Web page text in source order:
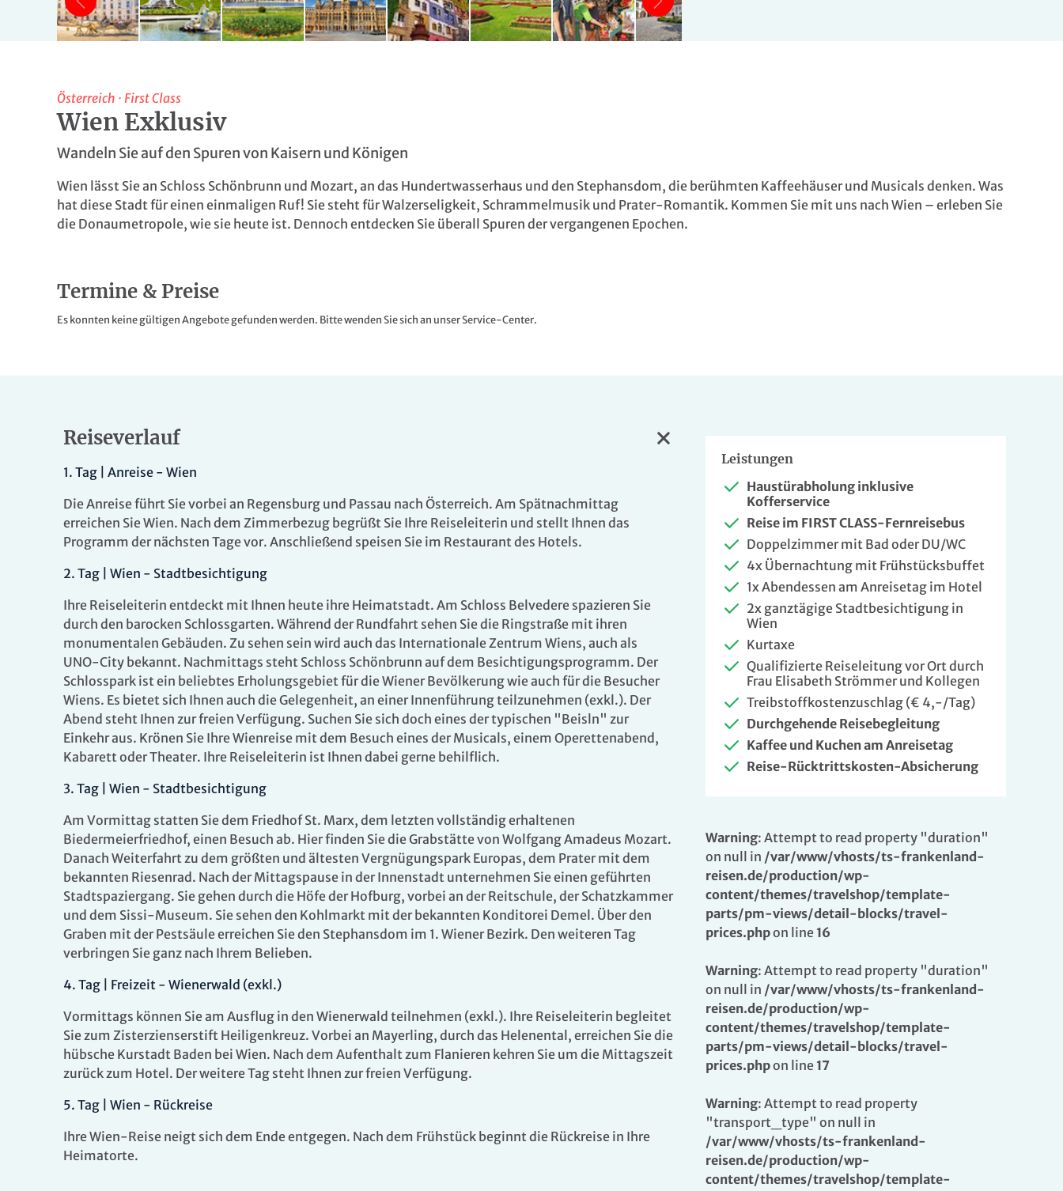
Es konnten keine gültigen Angebote gefunden werden. Bitte wenden Sie sich an unser Service-Center.
Österreich · First Class
Wien Exklusiv
Wandeln Sie auf den Spuren von Kaisern und Königen
Wien lässt Sie an Schloss Schönbrunn und Mozart, an das Hundertwasserhaus und den Stephansdom, die berühmten Kaffeehäuser und Musicals denken. Was
hat diese Stadt für einen einmaligen Ruf! Sie steht für Walzerseligkeit, Schrammelmusik und Prater-Romantik. Kommen Sie mit uns nach Wien – erleben Sie
die Donaumetropole, wie sie heute ist. Dennoch entdecken Sie überall Spuren der vergangenen Epochen.
Termine & Preise
Es konnten keine gültigen Angebote gefunden werden. Bitte wenden Sie sich an unser Service-Center.
Reiseverlauf
1. Tag | Anreise - Wien
Die Anreise führt Sie vorbei an Regensburg und Passau nach Österreich. Am Spätnachmittag
erreichen Sie Wien. Nach dem Zimmerbezug begrüßt Sie Ihre Reiseleiterin und stellt Ihnen das
Programm der nächsten Tage vor. Anschließend speisen Sie im Restaurant des Hotels.
2. Tag | Wien - Stadtbesichtigung
Ihre Reiseleiterin entdeckt mit Ihnen heute ihre Heimatstadt. Am Schloss Belvedere spazieren Sie
durch den barocken Schlossgarten. Während der Rundfahrt sehen Sie die Ringstraße mit ihren
monumentalen Gebäuden. Zu sehen sein wird auch das Internationale Zentrum Wiens, auch als
UNO-City bekannt. Nachmittags steht Schloss Schönbrunn auf dem Besichtigungsprogramm. Der
Schlosspark ist ein beliebtes Erholungsgebiet für die Wiener Bevölkerung wie auch für die Besucher
Wiens. Es bietet sich Ihnen auch die Gelegenheit, an einer Innenführung teilzunehmen (exkl.). Der
Abend steht Ihnen zur freien Verfügung. Suchen Sie sich doch eines der typischen "Beisln" zur
Einkehr aus. Krönen Sie Ihre Wienreise mit dem Besuch eines der Musicals, einem Operettenabend,
Kabarett oder Theater. Ihre Reiseleiterin ist Ihnen dabei gerne behilflich.
3. Tag | Wien - Stadtbesichtigung
Am Vormittag statten Sie dem Friedhof St. Marx, dem letzten vollständig erhaltenen
Biedermeierfriedhof, einen Besuch ab. Hier finden Sie die Grabstätte von Wolfgang Amadeus Mozart.
Danach Weiterfahrt zu dem größten und ältesten Vergnügungspark Europas, dem Prater mit dem
bekannten Riesenrad. Nach der Mittagspause in der Innenstadt unternehmen Sie einen geführten
Stadtspaziergang. Sie gehen durch die Höfe der Hofburg, vorbei an der Reitschule, der Schatzkammer
und dem Sissi-Museum. Sie sehen den Kohlmarkt mit der bekannten Konditorei Demel. Über den
Graben mit der Pestsäule erreichen Sie den Stephansdom im 1. Wiener Bezirk. Den weiteren Tag
verbringen Sie ganz nach Ihrem Belieben.
4. Tag | Freizeit - Wienerwald (exkl.)
Vormittags können Sie am Ausflug in den Wienerwald teilnehmen (exkl.). Ihre Reiseleiterin begleitet
Sie zum Zisterzienserstift Heiligenkreuz. Vorbei an Mayerling, durch das Helenental, erreichen Sie die
hübsche Kurstadt Baden bei Wien. Nach dem Aufenthalt zum Flanieren kehren Sie um die Mittagszeit
zurück zum Hotel. Der weitere Tag steht Ihnen zur freien Verfügung.
5. Tag | Wien - Rückreise
Ihre Wien-Reise neigt sich dem Ende entgegen. Nach dem Frühstück beginnt die Rückreise in Ihre
Heimatorte.
Leistungen
Haustürabholung inklusive
Kofferservice
Reise im FIRST CLASS-Fernreisebus
Doppelzimmer mit Bad oder DU/WC
4x Übernachtung mit Frühstücksbuffet
1x Abendessen am Anreisetag im Hotel
2x ganztägige Stadtbesichtigung in
Wien
Kurtaxe
Qualifizierte Reiseleitung vor Ort durch
Frau Elisabeth Strömmer und Kollegen
Treibstoffkostenzuschlag (€ 4,-/Tag)
Durchgehende Reisebegleitung
Kaffee und Kuchen am Anreisetag
Reise-Rücktrittskosten-Absicherung
Warning: Attempt to read property "duration"
on null in /var/www/vhosts/ts-frankenland-
reisen.de/production/wp-
content/themes/travelshop/template-
parts/pm-views/detail-blocks/travel-
prices.phpon line 16
Warning: Attempt to read property "duration"
on null in /var/www/vhosts/ts-frankenland-
reisen.de/production/wp-
content/themes/travelshop/template-
parts/pm-views/detail-blocks/travel-
prices.phpon line 17
Warning: Attempt to read property
"transport_type" on null in
/var/www/vhosts/ts-frankenland-
reisen.de/production/wp-
content/themes/travelshop/template-